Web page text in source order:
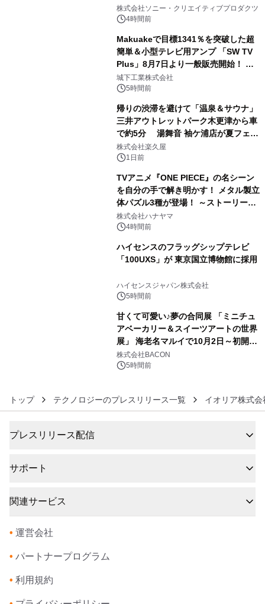
ラボレーション サウナイキタイコラ
ボグッズも発売決定！
株式会社ソニー・クリエイティブプロダクツ
4時間前
Makuakeで目標1341％を突破した超
簡単＆小型テレビ用アンプ 「SW TV
Plus」8月7日より一般販売開始！ ケ
ーブル1本つなぐだけ、テレビの音が
ぐっと豊かに
城下工業株式会社
5時間前
帰りの渋滞を避けて「温泉＆サウナ」
三井アウトレットパーク木更津から車
で約5分 湯舞音 袖ケ浦店が夏フェア
メニューを提供
株式会社楽久屋
1日前
TVアニメ『ONE PIECE』の名シーン
を自分の手で解き明かす！ メタル製立
体パズル3種が登場！ ～ストーリーと
ギミックが融合した 大人の体験型パズ
ルが8月7日(金)12時より先行予約受付
株式会社ハナヤマ
4時間前
ハイセンスのフラッグシップテレビ
「100UXS」が 東京国立博物館に採用
ハイセンスジャパン株式会社
5時間前
甘くて可愛い♪夢の合同展 「ミニチュ
アベーカリー＆スイーツアートの世界
展」 海老名マルイで10月2日～初開
催！
株式会社BACON
5時間前
トップ テクノロジーのプレスリリース一覧 イオリア株式会
プレスリリース配信
サポート
関連サービス
• 運営会社
• パートナープログラム
• 利用規約